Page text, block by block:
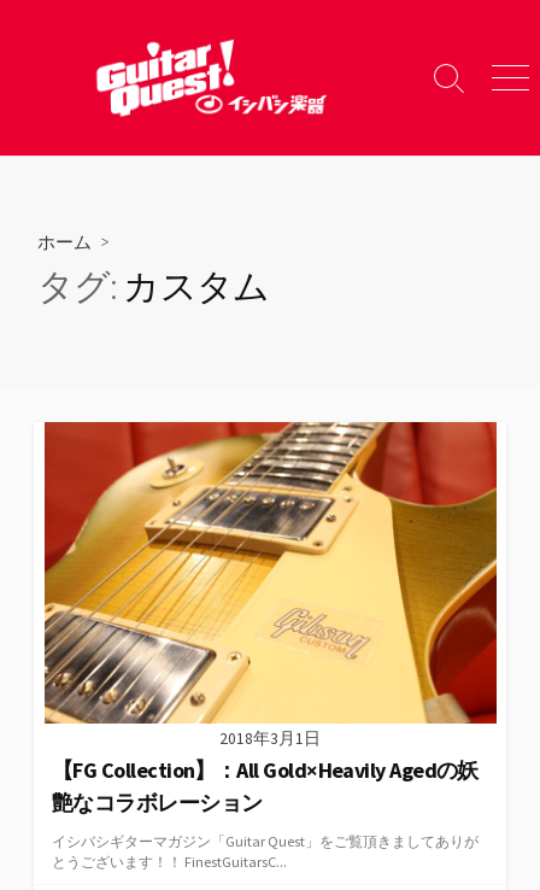
へ
検
り
メ
ー
ホーム >
タグ: カスタム
2018年3月1日
【FG Collection】：All Gold×Heavily Agedの妖
艶なコラボレーション
イシバシギターマガジン「Guitar Quest」をご覧頂きましてありが
とうございます！！ FinestGuitarsC...